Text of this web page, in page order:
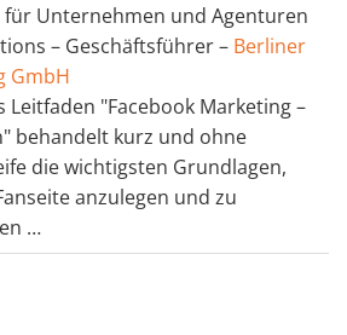
für Unternehmen und Agenturen
– Geschäftsführer – Berliner
GmbH
Leitfaden "Facebook Marketing –
behandelt kurz und ohne
die wichtigsten Grundlagen,
anzulegen und zu
…